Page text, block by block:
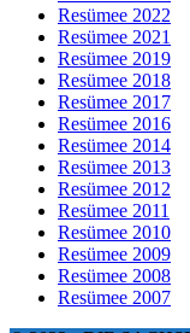
Resümee 2022
Resümee 2021
Resümee 2019
Resümee 2018
Resümee 2017
Resümee 2016
Resümee 2014
Resümee 2013
Resümee 2012
Resümee 2011
Resümee 2010
Resümee 2009
Resümee 2008
Resümee 2007